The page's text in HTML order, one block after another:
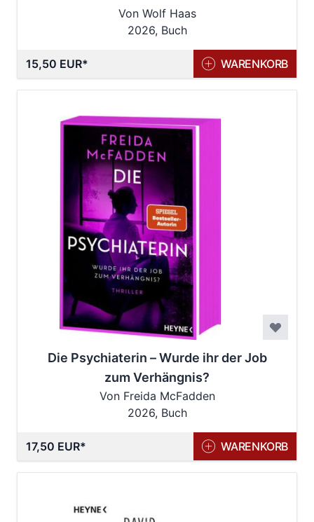
Von Wolf Haas
2026, Buch
15,50 EUR WARENKORB
Die Psychiaterin – Wurde ihr der Job
zum Verhängnis?
Von Freida McFadden
2026, Buch
17,50 EUR WARENKORB